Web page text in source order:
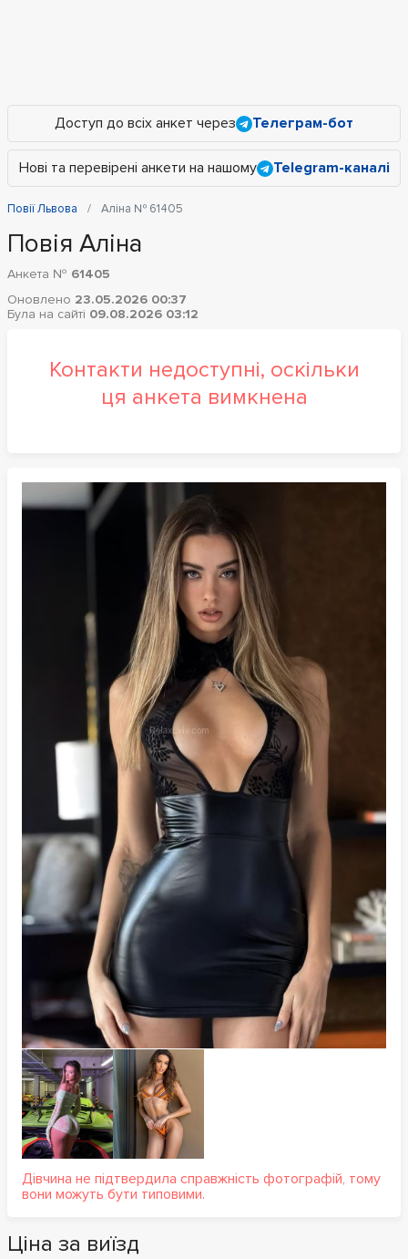
Доступ до всіх анкет через Телеграм-бот
Нові та перевірені анкети на нашому Telegram-каналі
Повії Львова Аліна № 61405
Повія Аліна
Анкета № 61405
Оновлено 23.05.2026 00:37
Була на сайті 09.08.2026 03:12
Контакти недоступні, оскільки
ця анкета вимкнена
Дівчина не підтвердила справжність фотографій, тому
вони можуть бути типовими.
Ціна за виїзд